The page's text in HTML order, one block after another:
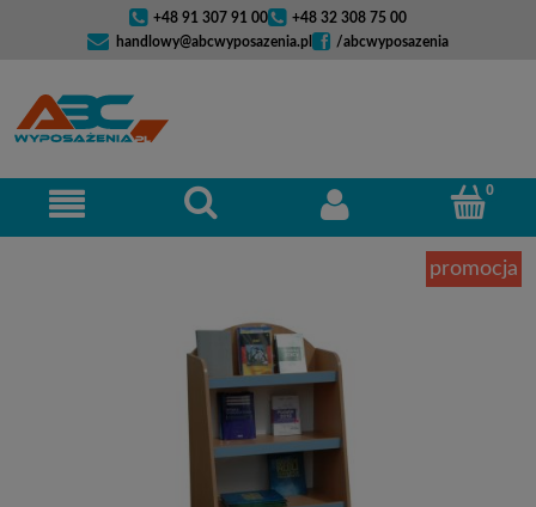
+48 91 307 91 00
+48 32 308 75 00
handlowy@abcwyposazenia.pl
/abcwyposazenia
promocja